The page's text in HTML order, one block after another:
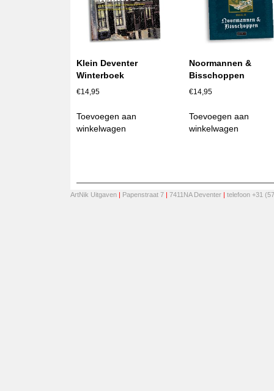
Klein Deventer
Winterboek
€14,95
Toevoegen aan
winkelwagen
Noormannen &
Bisschoppen
€14,95
Toevoegen aan
winkelwagen
ArtNik Uitgaven | Papenstraat 7 | 7411NA Deventer | telefoon +31